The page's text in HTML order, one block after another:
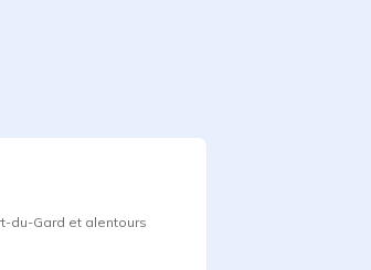
du-Gard et alentours